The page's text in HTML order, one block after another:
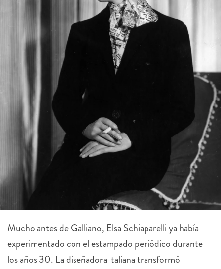
Mucho antes de Galliano, Elsa Schiaparelli ya había
experimentado con el estampado periódico durante
los años 30. La diseñadora italiana transformó